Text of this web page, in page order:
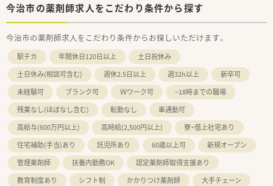
今治市の薬剤師求人をこだわり条件から探す
今治市の薬剤師求人をこだわり条件からお探しいただけます。
駅チカ 年間休日120日以上
土日祝休み
土日休み(相談可含む)
週休2.5日以上 週32h以上
新卒可
未経験可
ブランク可 Ｗワーク可
~18時までの職場
残業なし(ほぼなし含む)
転勤なし
車通勤可
高給与(600万円以上)
高時給(2,500円以上)
寮・借上社宅あり
住宅補助(手当)あり
託児所あり 60歳以上可
新規オープン
管理薬剤師
扶養内勤務OK
認定薬剤師取得支援あり
教育制度あり
シフト制 かかりつけ薬剤師
大手チェーン